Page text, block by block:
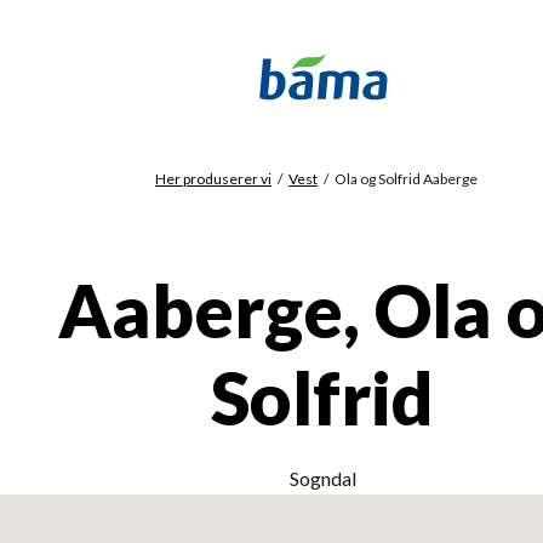
Her produserer vi Vest Ola og Solfrid Aaberge
Aaberge, Ola
Solfrid
Sogndal